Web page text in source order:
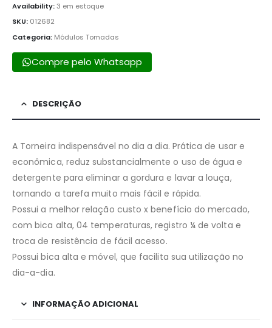
Availability:3 em estoque
SKU: 012682
Categoria: Módulos Tomadas
Compre pelo Whatsapp
DESCRIÇÃO
A Torneira indispensável no dia a dia. Prática de usar e
econômica, reduz substancialmente o uso de água e
detergente para eliminar a gordura e lavar a louça,
tornando a tarefa muito mais fácil e rápida.
Possui a melhor relação custo x benefício do mercado,
com bica alta, 04 temperaturas, registro ¼ de volta e
troca de resistência de fácil acesso.
Possui bica alta e móvel, que facilita sua utilização no
dia-a-dia.
INFORMAÇÃO ADICIONAL